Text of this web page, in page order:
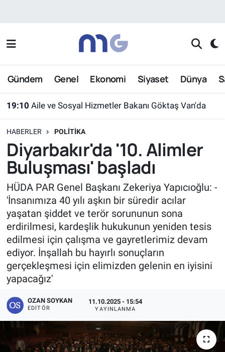
Gündem Genel Ekonomi Siyaset Dünya
19:10 Aile ve Sosyal Hizmetler Bakanı Göktaş Van'da
HABERLER POLITIKA
Diyarbakır'da '10. Alimler
Buluşması' başladı
HÜDA PAR Genel Başkanı Zekeriya Yapıcıoğlu: -
'İnsanımıza 40 yılı aşkın bir süredir acılar
yaşatan şiddet ve terör sorununun sona
erdirilmesi, kardeşlik hukukunun yeniden tesis
edilmesi için çalışma ve gayretlerimiz devam
ediyor. İnşallah bu hayırlı sonuçların
gerçekleşmesi için elimizden gelenin en iyisini
yapacağız'
OZAN SOYKAN
EDITÖR
11.10.2025 - 15:54
YAYINLANMA
Nöbetçi Eczaneler
Hava Durumu
Süper Lig Puan Durumu ve Fikstür
Tüm Manşetler
Son Dakika Haberleri
Haber Arşivi